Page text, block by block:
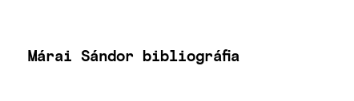
Márai Sándor bibliográfia